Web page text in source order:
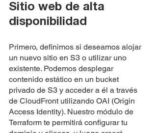
Sitio web de alta
disponibilidad
Primero, definimos si deseamos alojar
un nuevo sitio en S3 o utilizar uno
existente. Podemos desplegar
contenido estático en un bucket
privado de S3 y acceder a él a través
de CloudFront utilizando OAI (Origin
Access Identity). Nuestro módulo de
Terraform te permitirá configurar tu